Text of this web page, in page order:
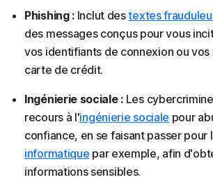
Phishing : Inclut destextes
des messages conçus pour vous
vos identifiants de connexion ou vos
carte de crédit.
Ingénierie sociale : Les
recours à l'ingénierie sociale pour
confiance, en se faisant passer pour
informatique par exemple, afin
informations sensibles.